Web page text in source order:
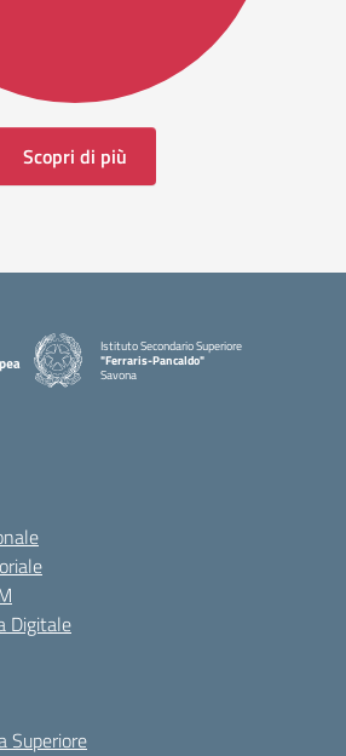
Scopri di più
Istituto Secondario Superiore
"Ferraris-Pancaldo"
Savona
Digitale
Superiore